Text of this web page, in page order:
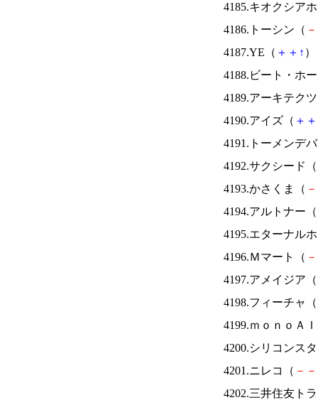
4185.キオクシア
4186.トーシン（ －
4187.YE（ ＋ ＋ ↑ ）
4188.ビート・ホ
4189.アーキテク
4190.アイズ（ ＋ ＋
4191.トーメンデ
4192.サクシード（
4193.かさくま（ －
4194.アルトナー（
4195.エターナル
4196.Ｍマート（ －
4197.アメイジア（
4198.フィーチャ（
4199.ｍｏｎｏＡ
4200.シリコンス
4201.ニレコ（ － －
4202.三井住友ト